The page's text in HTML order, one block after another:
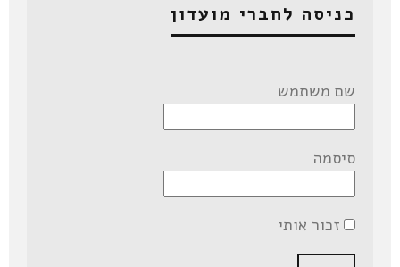
כניסה לחברי מועדון
שם משתמש
סיסמה
זכור אותי